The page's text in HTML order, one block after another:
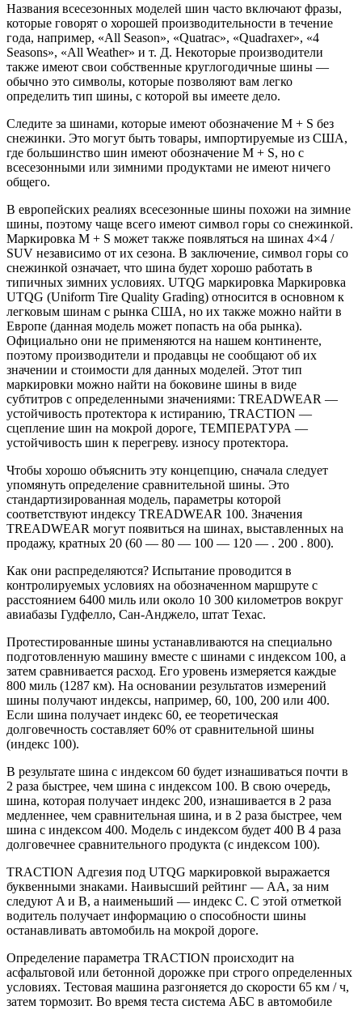
Названия всесезонных моделей шин часто включают фразы,
которые говорят о хорошей производительности в течение
года, например, «All Season», «Quatrac», «Quadraxer», «4
Seasons», «All Weather» и т. Д. Некоторые производители
также имеют свои собственные круглогодичные шины —
обычно это символы, которые позволяют вам легко
определить тип шины, с которой вы имеете дело.
Следите за шинами, которые имеют обозначение M + S без
снежинки. Это могут быть товары, импортируемые из США,
где большинство шин имеют обозначение M + S, но с
всесезонными или зимними продуктами не имеют ничего
общего.
В европейских реалиях всесезонные шины похожи на зимние
шины, поэтому чаще всего имеют символ горы со снежинкой.
Маркировка M + S может также появляться на шинах 4×4 /
SUV независимо от их сезона. В заключение, символ горы со
снежинкой означает, что шина будет хорошо работать в
типичных зимних условиях. UTQG маркировка Маркировка
UTQG (Uniform Tire Quality Grading) относится в основном к
легковым шинам с рынка США, но их также можно найти в
Европе (данная модель может попасть на оба рынка).
Официально они не применяются на нашем континенте,
поэтому производители и продавцы не сообщают об их
значении и стоимости для данных моделей. Этот тип
маркировки можно найти на боковине шины в виде
субтитров с определенными значениями: TREADWEAR —
устойчивость протектора к истиранию, TRACTION —
сцепление шин на мокрой дороге, ТЕМПЕРАТУРА —
устойчивость шин к перегреву. износу протектора.
Чтобы хорошо объяснить эту концепцию, сначала следует
упомянуть определение сравнительной шины. Это
стандартизированная модель, параметры которой
соответствуют индексу TREADWEAR 100. Значения
TREADWEAR могут появиться на шинах, выставленных на
продажу, кратных 20 (60 — 80 — 100 — 120 — . 200 . 800).
Как они распределяются? Испытание проводится в
контролируемых условиях на обозначенном маршруте с
расстоянием 6400 миль или около 10 300 километров вокруг
авиабазы ​​Гудфелло, Сан-Анджело, штат Техас.
Протестированные шины устанавливаются на специально
подготовленную машину вместе с шинами с индексом 100, а
затем сравнивается расход. Его уровень измеряется каждые
800 миль (1287 км). На основании результатов измерений
шины получают индексы, например, 60, 100, 200 или 400.
Если шина получает индекс 60, ее теоретическая
долговечность составляет 60% от сравнительной шины
(индекс 100).
В результате шина с индексом 60 будет изнашиваться почти в
2 раза быстрее, чем шина с индексом 100. В свою очередь,
шина, которая получает индекс 200, изнашивается в 2 раза
медленнее, чем сравнительная шина, и в 2 раза быстрее, чем
шина с индексом 400. Модель с индексом будет 400 В 4 раза
долговечнее сравнительного продукта (с индексом 100).
TRACTION Адгезия под UTQG маркировкой выражается
буквенными знаками. Наивысший рейтинг — AA, за ним
следуют A и B, а наименьший — индекс C. С этой отметкой
водитель получает информацию о способности шины
останавливать автомобиль на мокрой дороге.
Определение параметра TRACTION происходит на
асфальтовой или бетонной дорожке при строго определенных
условиях. Тестовая машина разгоняется до скорости 65 км / ч,
затем тормозит. Во время теста система АБС в автомобиле